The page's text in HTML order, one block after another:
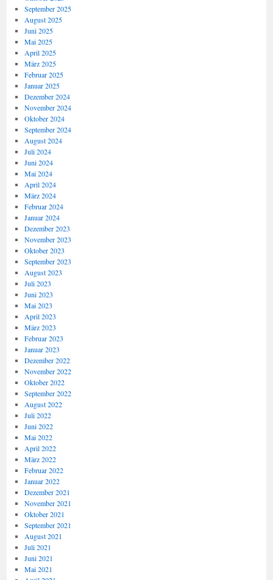
September 2025
August 2025
Juni 2025
Mai 2025
April 2025
März 2025
Februar 2025
Januar 2025
Dezember 2024
November 2024
Oktober 2024
September 2024
August 2024
Juli 2024
Juni 2024
Mai 2024
April 2024
März 2024
Februar 2024
Januar 2024
Dezember 2023
November 2023
Oktober 2023
September 2023
August 2023
Juli 2023
Juni 2023
Mai 2023
April 2023
März 2023
Februar 2023
Januar 2023
Dezember 2022
November 2022
Oktober 2022
September 2022
August 2022
Juli 2022
Juni 2022
Mai 2022
April 2022
März 2022
Februar 2022
Januar 2022
Dezember 2021
November 2021
Oktober 2021
September 2021
August 2021
Juli 2021
Juni 2021
Mai 2021